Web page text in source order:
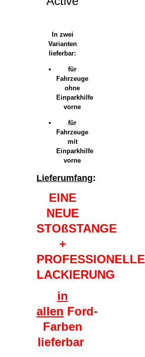
In zwei
Varianten
lieferbar:
für
Fahrzeuge
ohne
Einparkhilfe
vorne
für
Fahrzeuge
mit
Einparkhilfe
vorne
Lieferumfang:
EINE
NEUE
STOßSTANGE
+
PROFESSIONELLE
LACKIERUNG
in
allen Ford-
Farben
lieferbar